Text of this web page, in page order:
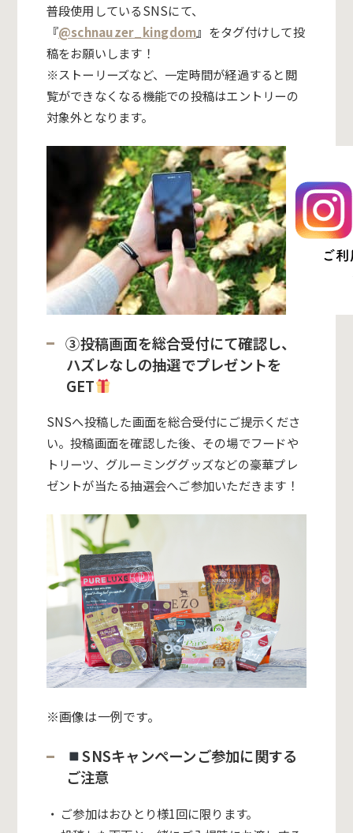
普段使用しているSNSにて、
『@schnauzer_kingdom』 をタグ付けして投
稿をお願いします！
※ストーリーズなど、一定時間が経過すると閲
覧ができなくなる機能での投稿はエントリーの
対象外となります。
③投稿画面を総合受付にて確認し、
ハズレなしの抽選でプレゼントを
GET
SNSへ投稿した画面を総合受付にご提示くださ
い。投稿画面を確認した後、その場でフードや
トリーツ、グルーミンググッズなどの豪華プレ
ゼントが当たる抽選会へご参加いただきます！
※画像は一例です。
SNSキャンペーンご参加に関する
ご注意
・ ご参加はおひとり様1回に限ります。